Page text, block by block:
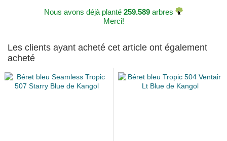
Nous avons déjà planté 259.589 arbres
Merci!
Les clients ayant acheté cet article ont également
acheté